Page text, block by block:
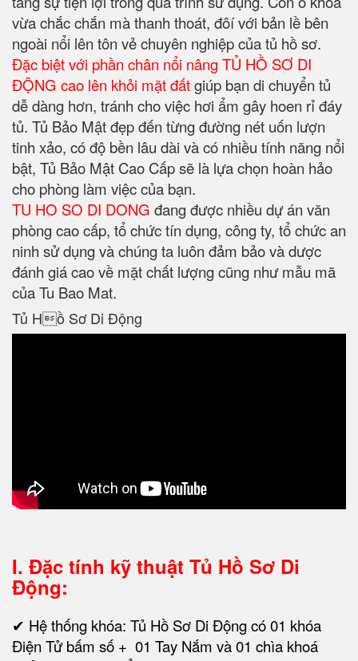
vừa chắc chắn mà thanh thoát, đôí với bản lề bên
ngoài nổi lên tôn vẻ chuyên nghiệp của tủ hồ sơ.
Đặc biệt với phần chân nổi nâng TỦ HỒ SƠ DI
ĐỘNG cao lên khỏi mặt đấtgiúp bạn di chuyển tủ
dễ dàng hơn, tránh cho việc hơi ẩm gây hoen rỉ đáy
tủ. Tủ Bảo Mật đẹp đến từng đường nét uốn lượn
tinh xảo, có độ bền lâu dài và có nhiều tính năng nổi
bật, Tủ Bảo Mật Cao Cấp sẽ là lựa chọn hoàn hảo
cho phòng làm việc của bạn.
TU HO SO DI DONG đang được nhiều dự án văn
phòng cao cấp, tổ chức tín dụng, công ty, tổ chức an
ninh sử dụng và chúng ta luôn đảm bảo và dược
đánh giá cao về mặt chất lượng cũng như mẫu mã
của Tu Bao Mat.
Tủ Hồ Sơ Di Động
I. Đặc tính kỹ thuật Tủ Hồ Sơ Di
Động:
✔ Hệ thống khóa: Tủ Hồ Sơ Di Động có 01 khóa
Điện Tử bấm số + 01 Tay Nắm và 01 chìa khoá